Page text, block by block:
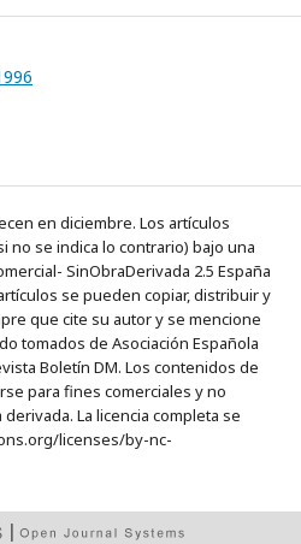
en diciembre. Los artículos
no se indica lo contrario) bajo una
SinObraDerivada 2.5 España
se pueden copiar, distribuir y
que cite su autor y se mencione
tomados de Asociación Española
Boletín DM. Los contenidos de
para fines comerciales y no
La licencia completa se
licenses/by-nc-